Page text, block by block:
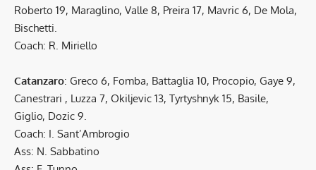
Roberto 19, Maraglino, Valle 8, Preira 17, Mavric 6, De Mola,
Bischetti.
Coach: R. Miriello
Catanzaro: Greco 6, Fomba, Battaglia 10, Procopio, Gaye 9,
Canestrari , Luzza 7, Okiljevic 13, Tyrtyshnyk 15, Basile,
Giglio, Dozic 9.
Coach: I. Sant’Ambrogio
Ass: N. Sabbatino